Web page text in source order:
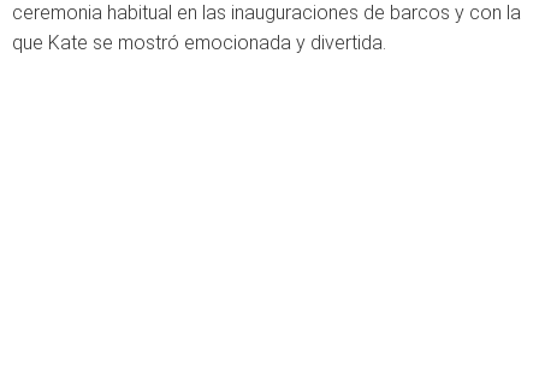
ceremonia habitual en las inauguraciones de barcos y con la
que Kate se mostró emocionada y divertida.